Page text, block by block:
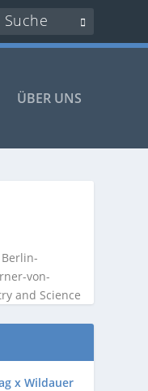
ÜBER UNS
Berlin-
von-
and Science
x Wildauer